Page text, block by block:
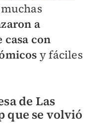
a
casa con
y fáciles
de Las
que se volvió